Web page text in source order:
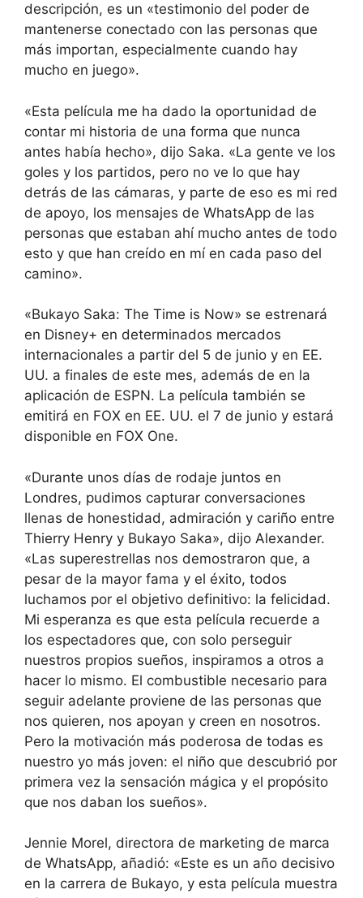
descripción, es un «testimonio del poder de
mantenerse conectado con las personas que
más importan, especialmente cuando hay
mucho en juego».
«Esta película me ha dado la oportunidad de
contar mi historia de una forma que nunca
antes había hecho», dijo Saka. «La gente ve los
goles y los partidos, pero no ve lo que hay
detrás de las cámaras, y parte de eso es mi red
de apoyo, los mensajes de WhatsApp de las
personas que estaban ahí mucho antes de todo
esto y que han creído en mí en cada paso del
camino».
«Bukayo Saka: The Time is Now» se estrenará
en Disney+ en determinados mercados
internacionales a partir del 5 de junio y en EE.
UU. a finales de este mes, además de en la
aplicación de ESPN. La película también se
emitirá en FOX en EE. UU. el 7 de junio y estará
disponible en FOX One.
«Durante unos días de rodaje juntos en
Londres, pudimos capturar conversaciones
llenas de honestidad, admiración y cariño entre
Thierry Henry y Bukayo Saka», dijo Alexander.
«Las superestrellas nos demostraron que, a
pesar de la mayor fama y el éxito, todos
luchamos por el objetivo definitivo: la felicidad.
Mi esperanza es que esta película recuerde a
los espectadores que, con solo perseguir
nuestros propios sueños, inspiramos a otros a
hacer lo mismo. El combustible necesario para
seguir adelante proviene de las personas que
nos quieren, nos apoyan y creen en nosotros.
Pero la motivación más poderosa de todas es
nuestro yo más joven: el niño que descubrió por
primera vez la sensación mágica y el propósito
que nos daban los sueños».
Jennie Morel, directora de marketing de marca
de WhatsApp, añadió: «Este es un año decisivo
en la carrera de Bukayo, y esta película muestra